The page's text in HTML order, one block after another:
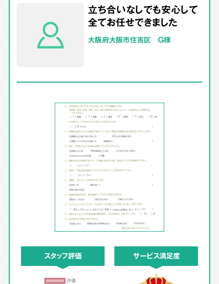
立ち合いなしでも安心して
全てお任せできました
大阪府大阪市住吉区 G様
スタッフ評価 サービス満足度